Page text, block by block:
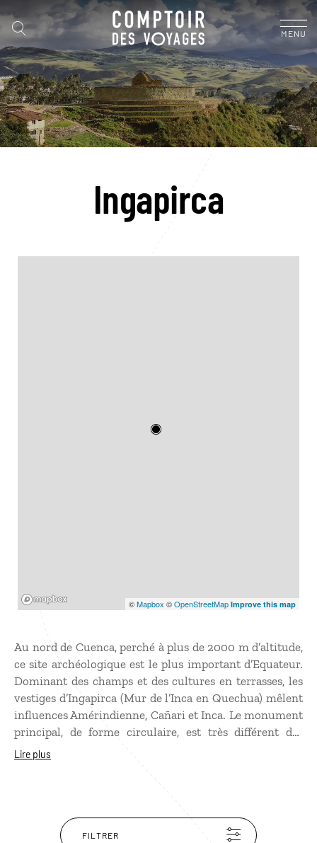
MENU
Ingapirca
©Mapbox ©OpenStreetMap Improve this map
Au nord de Cuenca, perché à plus de 2000 m d’altitude,
ce site archéologique est le plus important d’Equateur.
Dominant des champs et des cultures en terrasses, les
vestiges d’Ingapirca (Mur de l’Inca en Quechua) mêlent
influences Amérindienne, Cañari et Inca. Le monument
principal, de forme circulaire, est très différent des
ruines Inca que l’on peut trouver au Pérou notamment.
de forme triangulaire, caractéristiques de l'architecture
Inca. Un musée abrite une vaste collection d’objets
Lire plus
FILTRER